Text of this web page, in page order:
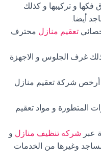
و تركيبها و كذلك
أيضا.
تعقيم منازل محترف
غرف الجلوس و الاجهزة
أرخص شركة تعقيم منازل
المتطورة و مواد تعقيم
عبر شركه تنظيف منازل و
وغيرها من الخدمات